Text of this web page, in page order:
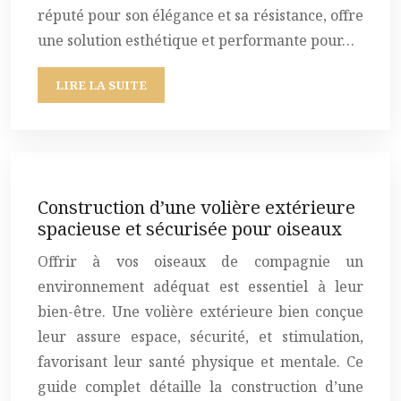
réputé pour son élégance et sa résistance, offre
une solution esthétique et performante pour…
LIRE LA SUITE
Construction d’une volière extérieure
spacieuse et sécurisée pour oiseaux
Offrir à vos oiseaux de compagnie un
environnement adéquat est essentiel à leur
bien-être. Une volière extérieure bien conçue
leur assure espace, sécurité, et stimulation,
favorisant leur santé physique et mentale. Ce
guide complet détaille la construction d’une